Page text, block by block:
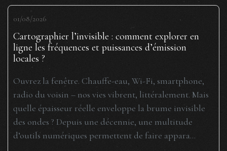
01/08/2026
Cartographier l’invisible : comment explorer en
ligne les fréquences et puissances d’émission
locales ?
Ouvrez la fenêtre. Chauffe-eau, Wi-Fi, smartphone,
radio du voisin – nos vies vibrent, littéralement. Mais
quelle épaisseur réelle enveloppe la brume invisible
des ondes ? Depuis une décennie, une multitude
d’outils numériques permettent de faire appara...